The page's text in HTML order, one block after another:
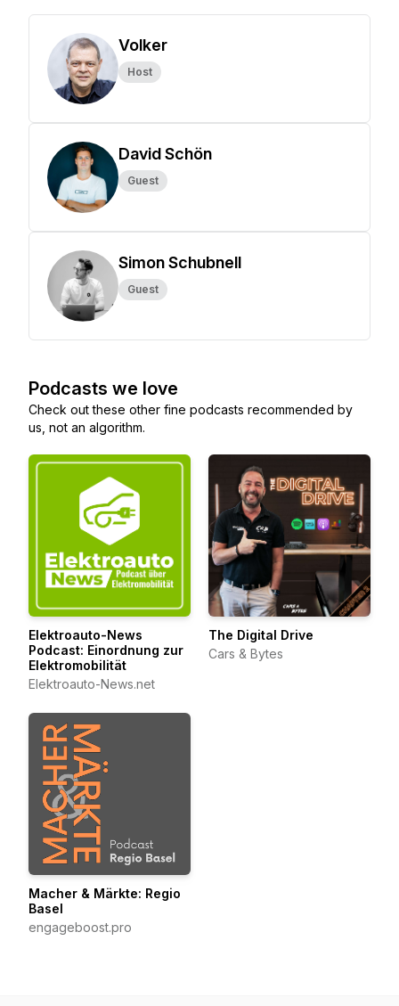
Volker
Host
David Schön
Guest
Simon Schubnell
Guest
Podcasts we love
Check out these other fine podcasts recommended by
us, not an algorithm.
Elektroauto-News
Podcast: Einordnung zur
Elektromobilität
Elektroauto-News.net
The Digital Drive
Cars & Bytes
Macher & Märkte: Regio
Basel
engageboost.pro